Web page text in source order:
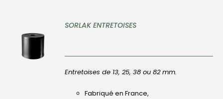
À PROPOS
DÉTAILS
SORLAK ENTRETOISES
Entretoises de 13, 25, 38 ou 82 mm.
Fabriqué en France,